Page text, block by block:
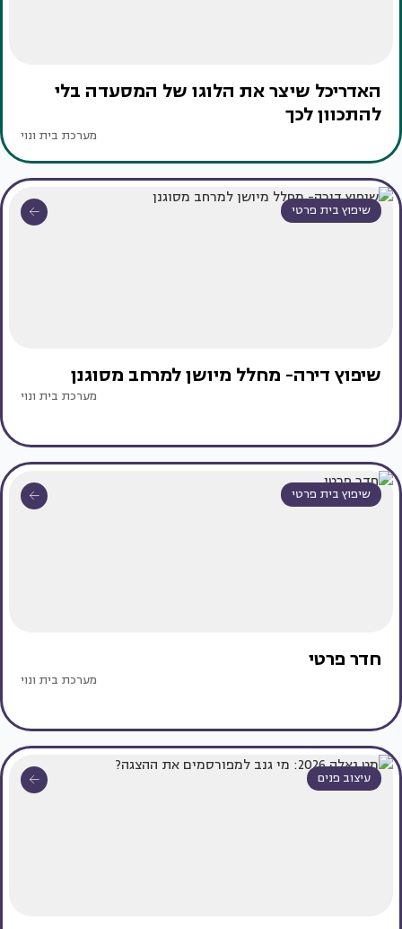
האדריכל שיצר את הלוגו של המסעדה בלי
להתכוון לכך
מערכת בית ונוי
שיפוץ בית פרטי
שיפוץ דירה- מחלל מיושן למרחב מסוגנן
מערכת בית ונוי
שיפוץ בית פרטי
חדר פרטי
מערכת בית ונוי
עיצוב פנים